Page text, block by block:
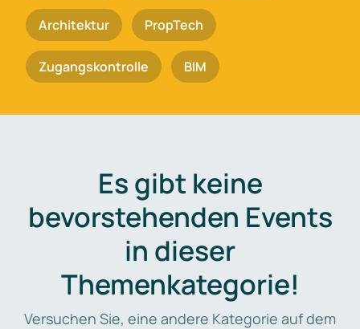
Architektur PropTech
Zugangskontrolle BIM
Es gibt keine
bevorstehenden Events
in dieser
Themenkategorie!
Versuchen Sie, eine andere Kategorie auf dem